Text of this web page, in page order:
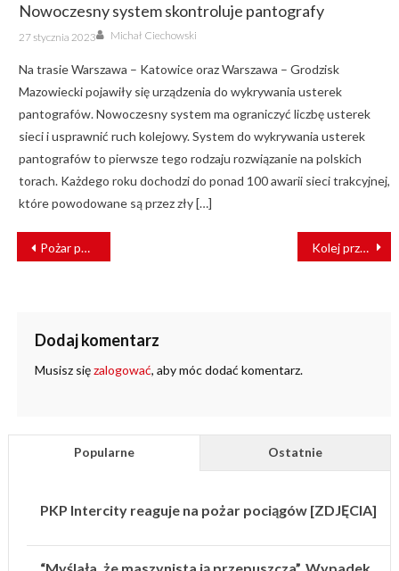
Nowoczesny system skontroluje pantografy
Posted
on
27 stycznia 2023 Author
Michał Ciechowski
Na trasie Warszawa – Katowice oraz Warszawa – Grodzisk
Mazowiecki pojawiły się urządzenia do wykrywania usterek
pantografów. Nowoczesny system ma ograniczyć liczbę usterek
sieci i usprawnić ruch kolejowy. System do wykrywania usterek
pantografów to pierwsze tego rodzaju rozwiązanie na polskich
torach. Każdego roku dochodzi do ponad 100 awarii sieci trakcyjnej,
które powodowane są przez zły […]
NAWIGACJA
WPISU
Pożar pociągu Intercity w Rawiczu – ewakuowano kilkadziesiąt osób Kolej przyspiesza. Minister zapowiada wielkie zmiany
Dodaj komentarz
Musisz sięzalogować, aby móc dodać komentarz.
Popularne Ostatnie
PKP Intercity reaguje na pożar pociągów [ZDJĘCIA]